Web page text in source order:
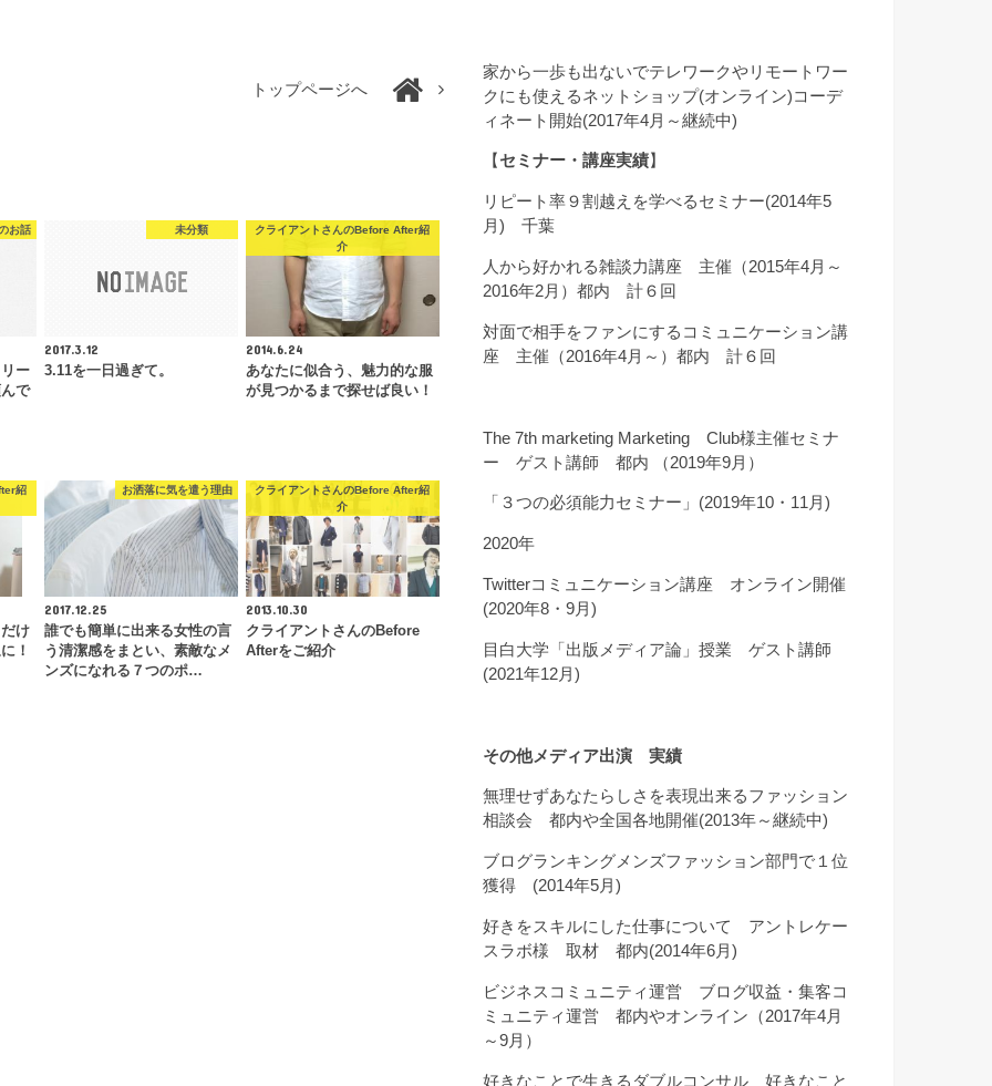
トップページへ
お話
ー
で
未分類
2017.3.12
3.11を一日過ぎて。
クライアントさんのBefore After紹
介
2014.6.24
あなたに似合う、魅力的な服
が見つかるまで探せば良い！
紹
け
！
お洒落に気を遣う理由
2017.12.25
誰でも簡単に出来る女性の言
う清潔感をまとい、素敵なメ
ンズになれる７つのポ…
クライアントさんのBefore After紹
介
2013.10.30
クライアントさんのBefore
Afterをご紹介
家から一歩も出ないでテレワークやリモートワー
クにも使えるネットショップ(オンライン)コーデ
ィネート開始(2017年4月～継続中)
【 セミナー・講座実績】
リピート率９割越えを学べるセミナー(2014年5
月) 千葉
人から好かれる雑談力講座 主催（2015年4月～
2016年2月）都内 計６回
対面で相手をファンにするコミュニケーション講
座 主催（2016年4月～）都内 計６回
The 7th marketing Marketing Club様主催セミナ
ー ゲスト講師 都内 （2019年9月）
「３つの必須能力セミナー」(2019年10・11月)
2020年
Twitterコミュニケーション講座 オンライン開催
(2020年8・9月)
目白大学「出版メディア論」授業 ゲスト講師
(2021年12月)
その他メディア出演 実績
無理せずあなたらしさを表現出来るファッション
相談会 都内や全国各地開催(2013年～継続中)
ブログランキングメンズファッション部門で１位
獲得 (2014年5月)
好きをスキルにした仕事について アントレケー
スラボ様 取材 都内(2014年6月)
ビジネスコミュニティ運営 ブログ収益・集客コ
ミュニティ運営 都内やオンライン（2017年4月
～9月）
好きなことで生きるダブルコンサル 好きなこと